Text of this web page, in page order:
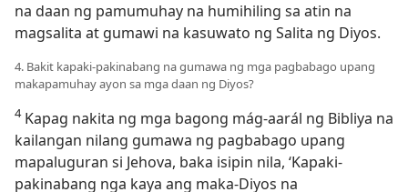
na daan ng pamumuhay na humihiling sa atin na
magsalita at gumawi na kasuwato ng Salita ng Diyos.
4. Bakit kapaki-pakinabang na gumawa ng mga pagbabago upang
makapamuhay ayon sa mga daan ng Diyos?
4Kapag nakita ng mga bagong mág-aarál ng Bibliya na
kailangan nilang gumawa ng pagbabago upang
mapaluguran si Jehova, baka isipin nila, ‘Kapaki-
pakinabang nga kaya ang maka-Diyos na